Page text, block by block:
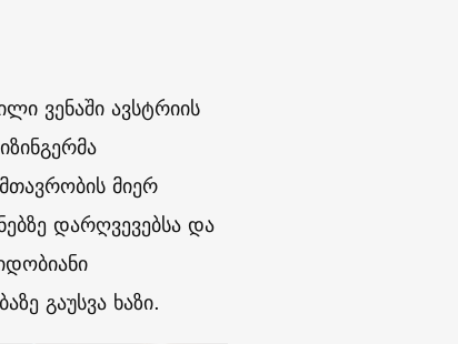
ვენაში ავსტრიის
მიერ
დარღვევებსა და
გაუსვა ხაზი.